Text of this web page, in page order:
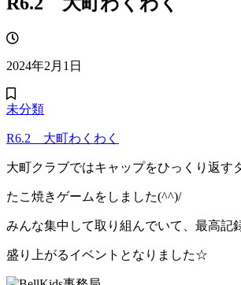
2024年2月1日
未分類
R6.2 大町わくわく
大町クラブではキャップをひっくり返す
たこ焼きゲームをしました(^^)/
みんな集中して取り組んでいて、最高記
盛り上がるイベントとなりました☆